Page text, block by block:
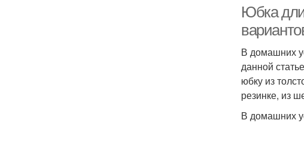
Юбка
В домашних
данной
юбку из
резинке, из
В домашних